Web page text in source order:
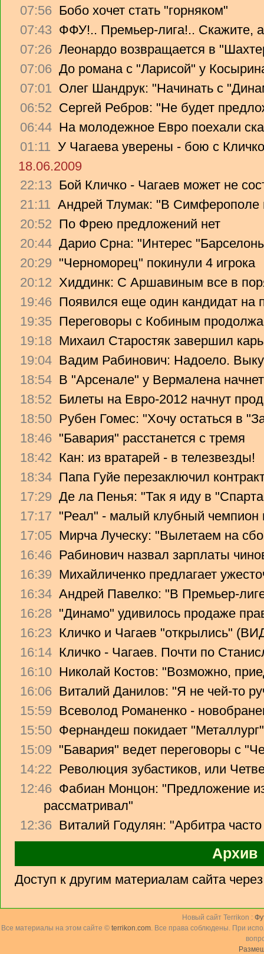
07:56 Бобо хочет стать "горняком"
07:43 ФФУ!.. Премьер-лига!.. Скажите,
07:26 Леонардо возвращается в
07:06 До романа с "Ларисой" у
07:01 Олег Шандрук: "Начинать с
06:52 Сергей Ребров: "Не будет
06:44 На молодежное Евро поехали
01:11 У Чагаева уверены - бою с
18.06.2009
22:13 Бой Кличко - Чагаев может не
21:11 Андрей Тлумак: "В Симферополе
20:52 По Фрею предложений нет
20:44 Дарио Срна: "Интерес
20:29 "Черноморец" покинули 4 игрока
20:12 Хиддинк: С Аршавиным все в
19:46 Появился еще один кандидат на
19:35 Переговоры с Кобиным
19:18 Михаил Старостяк завершил
19:04 Вадим Рабинович: Надоело.
18:54 В "Арсенале" у Вермалена
18:52 Билеты на Евро-2012 начнут
18:50 Рубен Гомес: "Хочу остаться в
18:46 "Бавария" расстанется с тремя
18:42 Кан: из вратарей - в телезвезды!
18:34 Папа Гуйе перезаключил
17:29 Де ла Пенья: "Так я иду в
17:17 "Реал" - малый клубный чемпион
17:05 Мирча Луческу: "Вылетаем на
16:46 Рабинович назвал зарплаты
16:39 Михайличенко предлагает
16:34 Андрей Павелко: "В Премьер-
16:28 "Динамо" удивилось продаже
16:23 Кличко и Чагаев "открылись"
16:14 Кличко - Чагаев. Почти по
16:10 Николай Костов: "Возможно,
16:06 Виталий Данилов: "Я не чей-то
15:59 Всеволод Романенко -
15:50 Фернандеш покидает "Металлург"
15:09 "Бавария" ведет переговоры с
14:22 Революция зубастиков, или
12:46 Фабиан Монцон: "Предложение
рассматривал"
12:36 Виталий Годулян: "Арбитра
Архив
Доступ к другим материалам сайта
Новый сайт Terrikon :
Все материалы на этом сайте © terrikon.com. Все права соблюдены. При